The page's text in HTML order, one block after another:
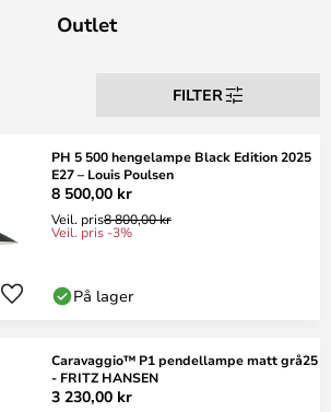
Outlet
FILTER
PH 5 500 hengelampe Black Edition 2025
E27 – Louis Poulsen
8 500,00 kr
Veil. pris8 800,00 kr
Veil. pris -3%
På lager
Caravaggio™ P1 pendellampe matt grå25
- FRITZ HANSEN
3 230,00 kr